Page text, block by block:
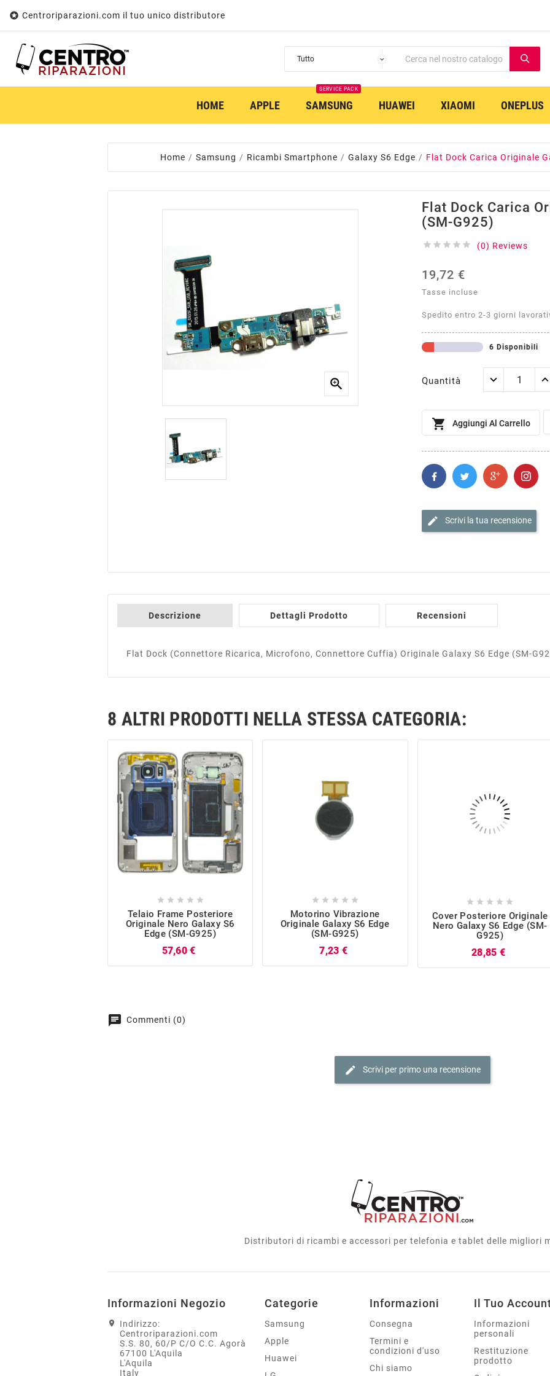
 Centroriparazioni.com il tuo unico distributore
HOME APPLE SAMSUNG
SERVICE PACK
HUAWEI XIAOMI ONEPLUS
Home Samsung Ricambi Smartphone Galaxy S6 Edge Flat Dock Carica Originale

Flat Dock Carica
(SM-G925)
     (0) Reviews
19,72 €
Tasse incluse
Spedito entro 2-3 giorni
6 Disponibili
Quantità
 Aggiungi Al Carrello
edit Scrivi la tua recensione
Descrizione Dettagli Prodotto Recensioni
Flat Dock (Connettore Ricarica, Microfono, Connettore Cuffia) Originale Galaxy S6 Edge (SM-
8 ALTRI PRODOTTI NELLA STESSA CATEGORIA:
    
Telaio Frame Posteriore
Originale Nero Galaxy S6
Edge (SM-G925)
57,60 €
    
Motorino Vibrazione
Originale Galaxy S6 Edge
(SM-G925)
7,23 €
    
Cover Posteriore Originale
Nero Galaxy S6 Edge (SM-
G925)
28,85 €
chat Commenti (0)
edit Scrivi per primo una recensione
Distributori di ricambi e accessori per telefonia e tablet delle migliori
Informazioni Negozio
Indirizzo:
Centroriparazioni.com
S.S. 80, 60/P C/O C.C. Agorà
67100 L'Aquila
L'Aquila
Italy
Categorie
Samsung
Apple
Huawei
Informazioni
Consegna
Termini e
condizioni d'uso
Chi siamo
Il Tuo
Informazioni
personali
Restituzione
prodotto